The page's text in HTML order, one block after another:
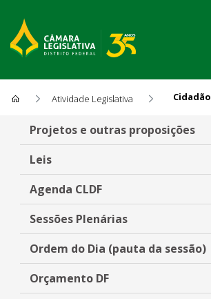
Atividade Legislativa
Cidadãos Honorários
Projetos e outras proposições
Leis
Agenda CLDF
Sessões Plenárias
Ordem do Dia (pauta da sessão)
Orçamento DF